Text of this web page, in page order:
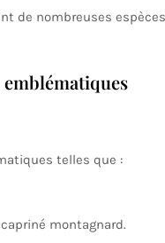
de nombreuses
telles que :
montagnard.